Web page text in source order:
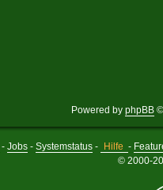
Powered by phpBB
- Jobs- Systemstatus- Hilfe -
© 2000-